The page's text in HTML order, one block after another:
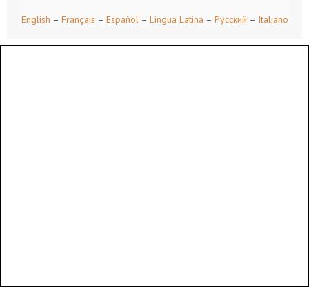
English – Français – Español– Lingua Latina – Русский – Italiano